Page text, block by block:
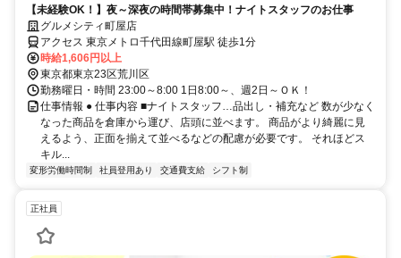
【未経験OK！】夜～深夜の時間帯募集中！ナイトスタッフのお仕事
グルメシティ町屋店
アクセス 東京メトロ千代田線町屋駅 徒歩1分
時給1,606円以上
東京都東京23区荒川区
勤務曜日・時間 23:00～8:00 1日8:00～、週2日～ＯＫ！
仕事情報 ● 仕事内容 ■ナイトスタッフ…品出し・補充など 数が少なく
なった商品を倉庫から運び、店頭に並べます。 商品がより綺麗に見
えるよう、正面を揃えて並べるなどの配慮が必要です。 それほどス
キル...
変形労働時間制 社員登用あり 交通費支給 シフト制
正社員